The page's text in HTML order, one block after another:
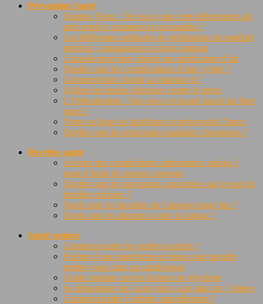
Prévention Santé
Quintus Varus : Qu’est-ce que cette déformation du
petit orteil et comment la reconnaître ?
Les différentes méthodes de stérilisation du matériel
médical : comparaison et choix optimal
Conseils pour bien choisir son purificateur d’air
Quelles sont les complications d’une cystite ?
Comment bien choisir sa vitamine d ?
Utiliser les boules chinoises contre le stress
L’Orthodontiste : Qui est-ce et quand faut-il lui faire
appel ?
Vente en ligne de lubrifiants et préservatifs Durex
Quelles sont les principales maladies chroniques ?
Recettes santé
Acheter des compléments alimentaires oméga 3
issue d’huile de poisson sauvage
Quelles sont les personnes concernées par le port de
lentilles sclérales ?
Quels sont les bienfaits du Ginseng rouge bio ?
Quels sont les aliments contre la fatigue ?
Santé seniors
Comment traiter les jambes lourdes ?
Profiter d’une plateforme en ligne pour prendre
rendez-vous chez un cardiologue
Guide pratique sur les lecteurs de glycémie
Se débarrasser de l’acné grâce à un plan en 7 étapes
Comment traiter l’arthrite naturellement ?